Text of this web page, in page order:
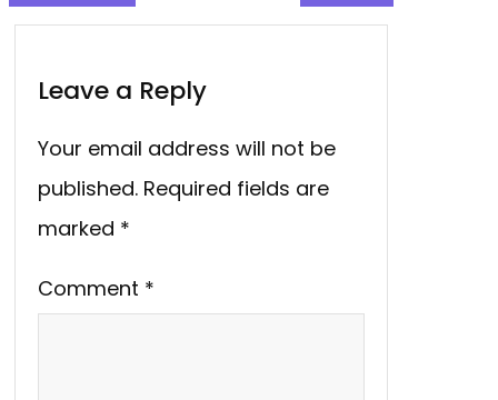
Leave a Reply
Your email address will not be
published. Required fields are
marked *
Comment *